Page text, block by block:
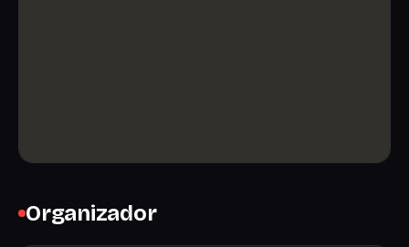
Organizador